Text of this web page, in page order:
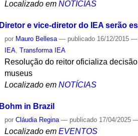
Localizado em NOTÍCIAS
Diretor e vice-diretor do IEA serão
por Mauro Bellesa — publicado 16/12/2015—
IEA ,Transforma IEA
Resolução do reitor oficializa
museus
Localizado em NOTÍCIAS
Bohm in Brazil
porCláudia Regina — publicado 17/04/2025
Localizado em EVENTOS